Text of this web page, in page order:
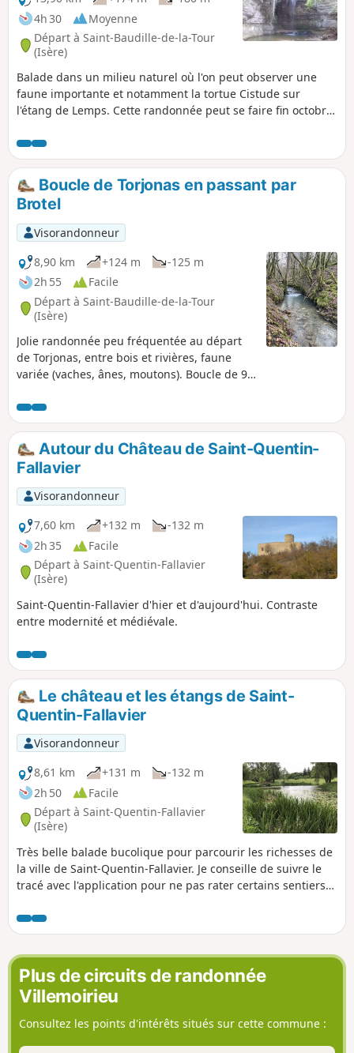
4h 30
Moyenne
Départ à Saint-Baudille-de-la-Tour
(Isère)
Balade dans un milieu naturel où l'on peut observer une
faune importante et notamment la tortue Cistude sur
l'étang de Lemps. Cette randonnée peut se faire fin octobre
belles couleurs automnales des cyprès chauves à l'étang de
Surbaix à coté de la cascade de La Roche.
Boucle de Torjonas en passant par
Brotel
Visorandonneur
8,90 km
+124 m
-125 m
2h 55
Facile
Départ à Saint-Baudille-de-la-Tour
(Isère)
Jolie randonnée peu fréquentée au départ
de Torjonas, entre bois et rivières, faune
variée (vaches, ânes, moutons). Boucle de 9
Autour du Château de Saint-Quentin-
Fallavier
Visorandonneur
7,60 km
+132 m
-132 m
2h 35
Facile
Départ à Saint-Quentin-Fallavier
(Isère)
Saint-Quentin-Fallavier d'hier et d'aujourd'hui. Contraste
entre modernité et médiévale.
Le château et les étangs de Saint-
Quentin-Fallavier
Visorandonneur
8,61 km
+131 m
-132 m
2h 50
Facile
Départ à Saint-Quentin-Fallavier
(Isère)
Très belle balade bucolique pour parcourir les richesses de
la ville de Saint-Quentin-Fallavier. Je conseille de suivre le
tracé avec l'application pour ne pas rater certains sentiers
Plus de circuits de randonnée
Villemoirieu
Consultez les points d'intérêts situés sur cette commune :